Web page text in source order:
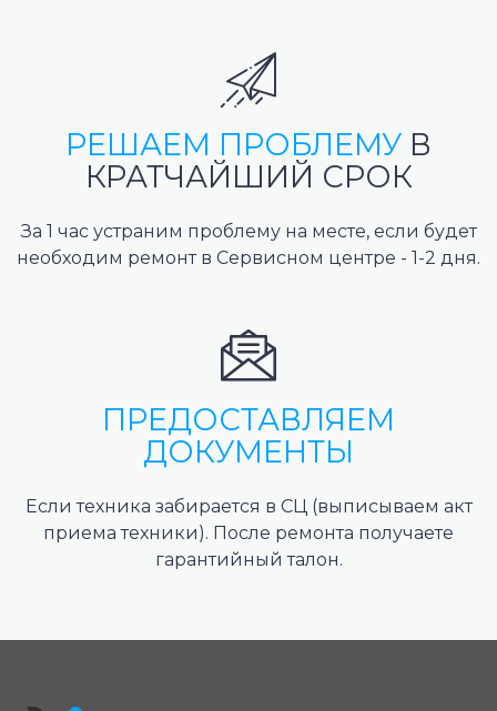
РЕШАЕМ ПРОБЛЕМУ В
КРАТЧАЙШИЙ СРОК
За 1 час устраним проблему на месте, если будет
необходим ремонт в Сервисном центре - 1-2 дня.
ПРЕДОСТАВЛЯЕМ
ДОКУМЕНТЫ
Если техника забирается в СЦ (выписываем акт
приема техники). После ремонта получаете
гарантийный талон.